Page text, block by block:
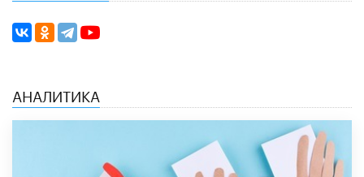
АНАЛИТИКА